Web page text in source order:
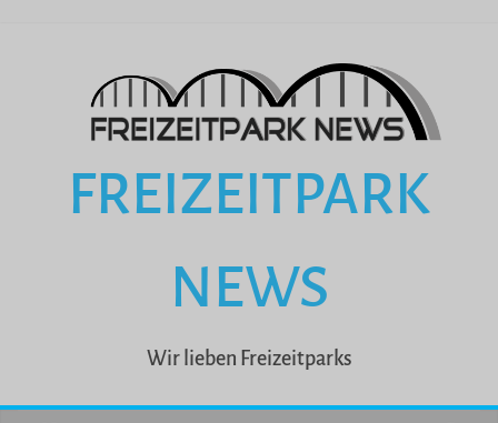
FREIZEITPARK
NEWS
Wir lieben Freizeitparks